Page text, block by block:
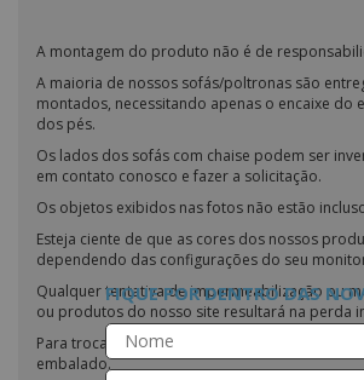
A montagem do produto não é de
A maioria de nossos sofás/poltronas são
montados, necessitando apenas o encaixe do
dos pés.
Os lados dos sofás com chaise podem ser
em contato conosco e fazer a solicitação.
Os objetos exibidos nas fotos não estão
Esteja ciente de que as cores dos nossos
dependendo das configurações do seu
Qualquer tentativa de impermeabilização ou
ou produtos do nosso site resultará na perda
Para troca ou devolução, o produto deve
embalado.
FIQUE POR DENTRO DAS